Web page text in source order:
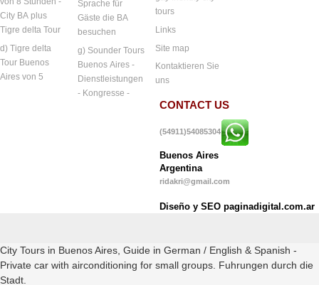
City BA plus
Tigre delta Tour
d) Tigre delta
Tour Buenos
Aires von 5
Sprache für
Gäste die BA
besuchen
g) Sounder Tours
Buenos Aires -
Dienstleistungen
- Kongresse -
tours
Links
Site map
Kontaktieren Sie
uns
CONTACT US
(54911)54085304
Buenos Aires
Argentina
ridakri@gmail.com
Diseño y SEO paginadigital.com.ar
City Tours in Buenos Aires, Guide in German / English & Spanish -
Private car with airconditioning for small groups. Fuhrungen durch die
Stadt.